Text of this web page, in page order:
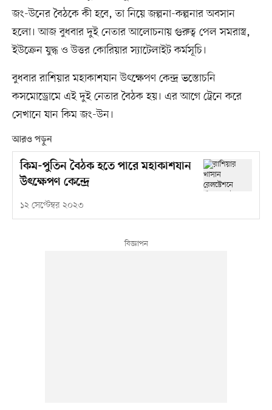
জং-উনের বৈঠকে কী হবে, তা নিয়ে জল্পনা-কল্পনার অবসান
হলো। আজ বুধবার দুই নেতার আলোচনায় গুরুত্ব পেল সমরাস্ত্র,
ইউক্রেন যুদ্ধ ও উত্তর কোরিয়ার স্যাটেলাইট কর্মসূচি।
বুধবার রাশিয়ার মহাকাশযান উৎক্ষেপণ কেন্দ্র ভস্তোচনি
কসমোড্রোমে এই দুই নেতার বৈঠক হয়। এর আগে ট্রেনে করে
সেখানে যান কিম জং-উন।
আরও পড়ুন
কিম-পুতিন বৈঠক হতে পারে মহাকাশযান
উৎক্ষেপণ কেন্দ্রে
১২ সেপ্টেম্বর ২০২৩